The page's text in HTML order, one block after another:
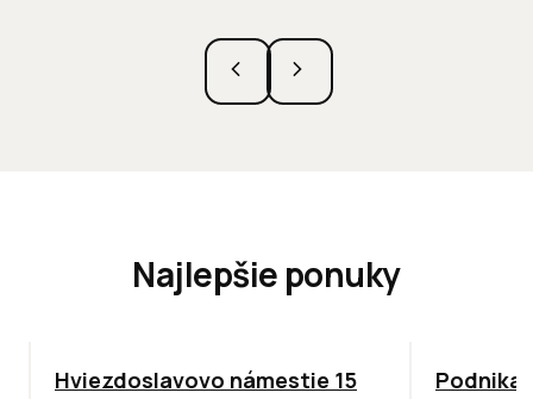
Najlepšie ponuky
ODPORÚČAME
Hviezdoslavovo námestie 15